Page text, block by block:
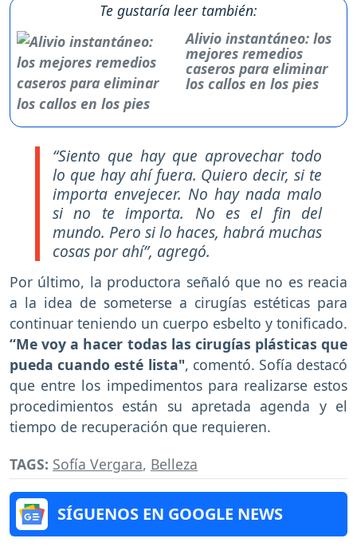
Te gustaría leer también:
Alivio instantáneo: los
mejores remedios
caseros para eliminar
los callos en los pies
“Siento que hay que aprovechar todo
lo que hay ahí fuera. Quiero decir, si te
importa envejecer. No hay nada malo
si no te importa. No es el fin del
mundo. Pero si lo haces, habrá muchas
cosas por ahí”, agregó.
Por último, la productora señaló que no es reacia
a la idea de someterse a cirugías estéticas para
continuar teniendo un cuerpo esbelto y tonificado.
“Me voy a hacer todas las cirugías plásticas que
pueda cuando esté lista", comentó. Sofía destacó
que entre los impedimentos para realizarse estos
procedimientos están su apretada agenda y el
tiempo de recuperación que requieren.
TAGS: Sofía Vergara, Belleza
SÍGUENOS EN GOOGLE NEWS